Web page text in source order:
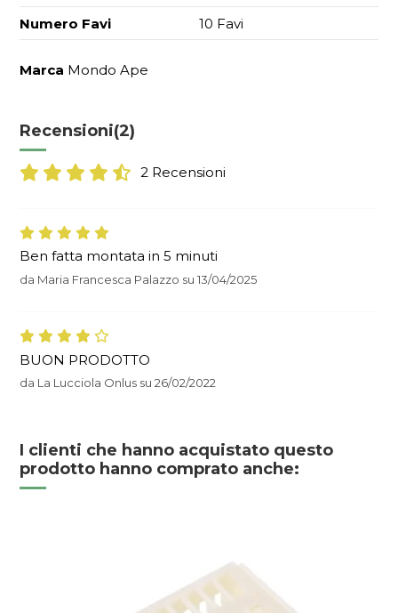
Numero Favi
10 Favi
Marca Mondo Ape
Recensioni(2)
2 Recensioni
Ben fatta montata in 5 minuti
da Maria Francesca Palazzo su13/04/2025
BUON PRODOTTO
da La Lucciola Onlus su26/02/2022
I clienti che hanno acquistato questo
prodotto hanno comprato anche: